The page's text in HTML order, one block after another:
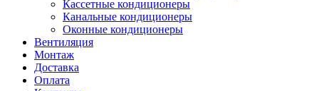
Кассетные кондиционеры
Канальные кондиционеры
Оконные кондиционеры
Вентиляция
Монтаж
Доставка
Оплата